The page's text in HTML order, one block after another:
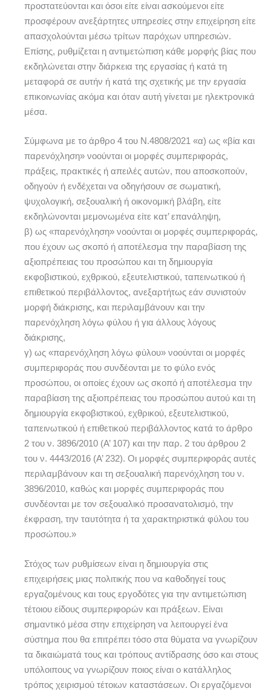
προστατεύονται και όσοι είτε είναι ασκούμενοι είτε
προσφέρουν ανεξάρτητες υπηρεσίες στην επιχείρηση είτε
απασχολούνται μέσω τρίτων παρόχων υπηρεσιών.
Επίσης, ρυθμίζεται η αντιμετώπιση κάθε μορφής βίας που
εκδηλώνεται στην διάρκεια της εργασίας ή κατά τη
μεταφορά σε αυτήν ή κατά της σχετικής με την εργασία
επικοινωνίας ακόμα και όταν αυτή γίνεται με ηλεκτρονικά
μέσα.
Σύμφωνα με το άρθρο 4 του Ν.4808/2021 «α) ως «βία και
παρενόχληση» νοούνται οι μορφές συμπεριφοράς,
πράξεις, πρακτικές ή απειλές αυτών, που αποσκοπούν,
οδηγούν ή ενδέχεται να οδηγήσουν σε σωματική,
ψυχολογική, σεξουαλική ή οικονομική βλάβη, είτε
εκδηλώνονται μεμονωμένα είτε κατ’ επανάληψη,
β) ως «παρενόχληση» νοούνται οι μορφές συμπεριφοράς,
που έχουν ως σκοπό ή αποτέλεσμα την παραβίαση της
αξιοπρέπειας του προσώπου και τη δημιουργία
εκφοβιστικού, εχθρικού, εξευτελιστικού, ταπεινωτικού ή
επιθετικού περιβάλλοντος, ανεξαρτήτως εάν συνιστούν
μορφή διάκρισης, και περιλαμβάνουν και την
παρενόχληση λόγω φύλου ή για άλλους λόγους
διάκρισης,
γ) ως «παρενόχληση λόγω φύλου» νοούνται οι μορφές
συμπεριφοράς που συνδέονται με το φύλο ενός
προσώπου, οι οποίες έχουν ως σκοπό ή αποτέλεσμα την
παραβίαση της αξιοπρέπειας του προσώπου αυτού και τη
δημιουργία εκφοβιστικού, εχθρικού, εξευτελιστικού,
ταπεινωτικού ή επιθετικού περιβάλλοντος κατά το άρθρο
2 του ν. 3896/2010 (Α’ 107) και την παρ. 2 του άρθρου 2
του ν. 4443/2016 (Α’ 232). Οι μορφές συμπεριφοράς αυτές
περιλαμβάνουν και τη σεξουαλική παρενόχληση του ν.
3896/2010, καθώς και μορφές συμπεριφοράς που
συνδέονται με τον σεξουαλικό προσανατολισμό, την
έκφραση, την ταυτότητα ή τα χαρακτηριστικά φύλου του
προσώπου.»
Στόχος των ρυθμίσεων είναι η δημιουργία στις
επιχειρήσεις μιας πολιτικής που να καθοδηγεί τους
εργαζομένους και τους εργοδότες για την αντιμετώπιση
τέτοιου είδους συμπεριφορών και πράξεων. Είναι
σημαντικό μέσα στην επιχείρηση να λειτουργεί ένα
σύστημα που θα επιτρέπει τόσο στα θύματα να γνωρίζουν
τα δικαιώματά τους και τρόπους αντίδρασης όσο και στους
υπόλοιπους να γνωρίζουν ποιος είναι ο κατάλληλος
τρόπος χειρισμού τέτοιων καταστάσεων. Οι εργαζόμενοι